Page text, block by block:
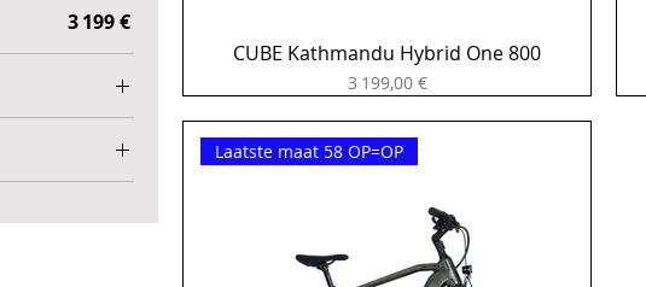
3 199 €
CUBE Kathmandu Hybrid One 800
Prix
3 199,00 €
Laatste maat 58 OP=OP